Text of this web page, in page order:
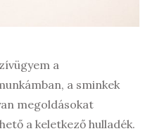
a
a sminkek
megoldásokat
a keletkező hulladék.